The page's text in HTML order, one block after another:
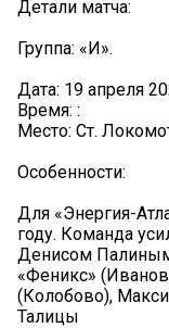
Детали матча:
Группа: «И».
️Дата: 19 апреля
Время: :
️Место: Ст.
Особенности:
Для «Энергия-
году. Команда
Денисом
«Феникс»
(Колобово),
Талицы